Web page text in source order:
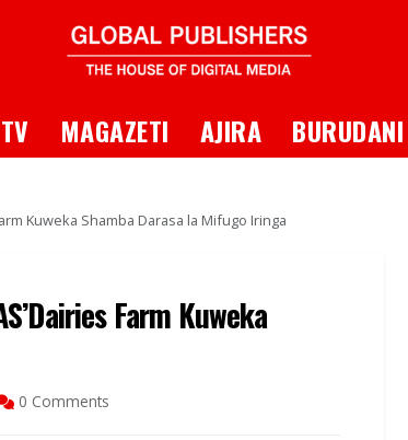
MAGAZETI AJIRA BURUDANI
Kuweka Shamba Darasa la Mifugo Iringa
Farm Kuweka
0 Comments